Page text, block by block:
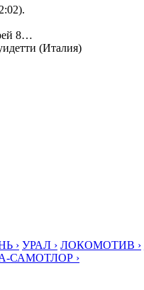
8…
(Италия)
› УРАЛ › ЛОКОМОТИВ ›
САМОТЛОР ›